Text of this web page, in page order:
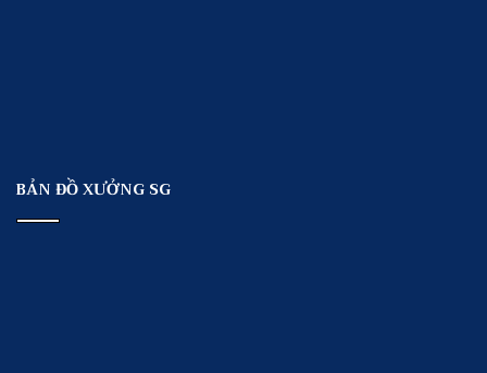
BẢN ĐỒ XƯỞNG SG